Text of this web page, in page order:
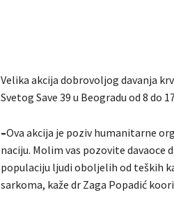
Velika akcija dobrovoljog davanja
Svetog Save 39 u Beogradu od 8 do
–Ova akcija je poziv humanitarne
naciju. Molim vas pozovite davaoce
populaciju ljudi oboljelih od teških
sarkoma, kaže dr Zaga Popadić